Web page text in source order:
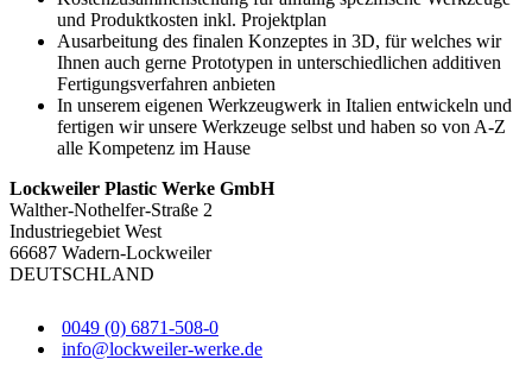
und Produktkosten inkl. Projektplan
Ausarbeitung des finalen Konzeptes in 3D, für welches wir
Ihnen auch gerne Prototypen in unterschiedlichen additiven
Fertigungsverfahren anbieten
In unserem eigenen Werkzeugwerk in Italien entwickeln und
fertigen wir unsere Werkzeuge selbst und haben so von A-Z
alle Kompetenz im Hause
Lockweiler Plastic Werke GmbH
Walther-Nothelfer-Straße 2
Industriegebiet West
66687 Wadern-Lockweiler
DEUTSCHLAND
0049 (0) 6871-508-0
info@lockweiler-werke.de